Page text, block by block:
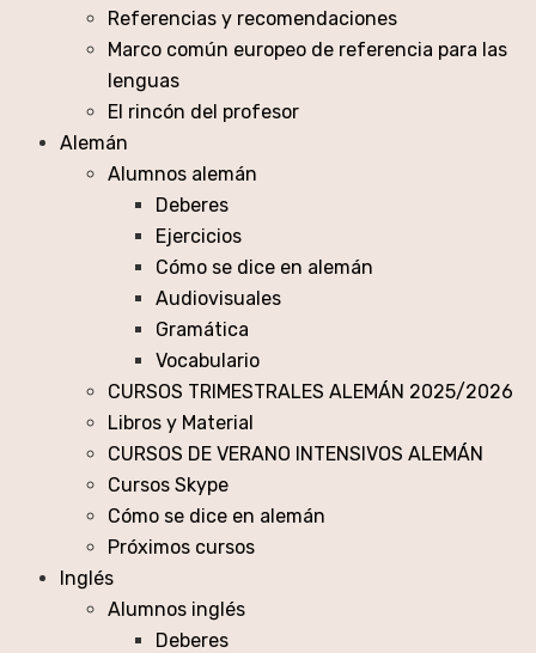
Referencias y recomendaciones
Marco común europeo de referencia para las
lenguas
El rincón del profesor
Alemán
Alumnos alemán
Deberes
Ejercicios
Cómo se dice en alemán
Audiovisuales
Gramática
Vocabulario
CURSOS TRIMESTRALES ALEMÁN 2025/2026
Libros y Material
CURSOS DE VERANO INTENSIVOS ALEMÁN
Cursos Skype
Cómo se dice en alemán
Próximos cursos
Inglés
Alumnos inglés
Deberes